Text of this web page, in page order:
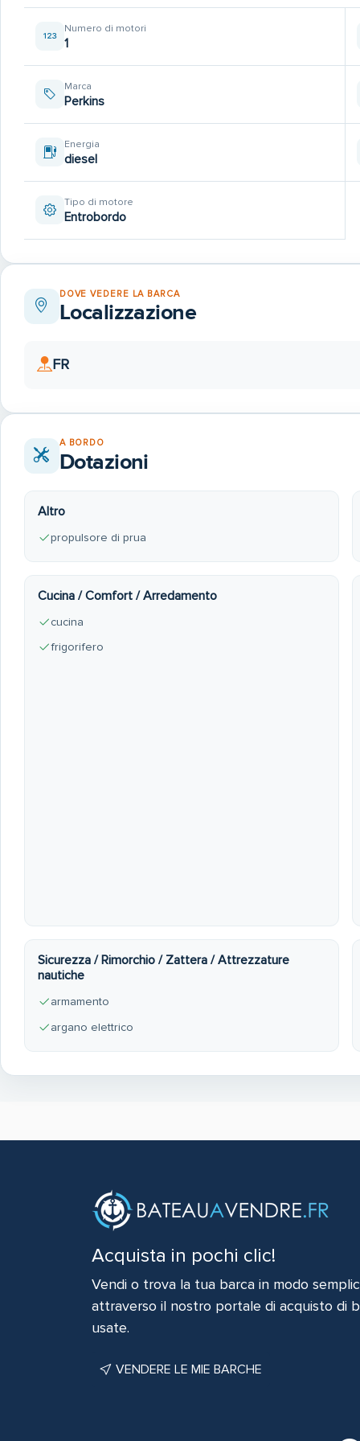
Numero di motori
1
Marca
Perkins
Energia
diesel
Tipo di motore
Entrobordo
DOVE VEDERE LA BARCA
Localizzazione
FR
A BORDO
Dotazioni
Altro
propulsore di prua
Cucina / Comfort / Arredamento
cucina
frigorifero
Sicurezza / Rimorchio / Zattera / Attrezzature
nautiche
armamento
argano elettrico
Acquista in pochi clic!
Vendi o trova la tua barca in modo
attraverso il nostro portale di acquisto di
usate.
VENDERE LE MIE BARCHE